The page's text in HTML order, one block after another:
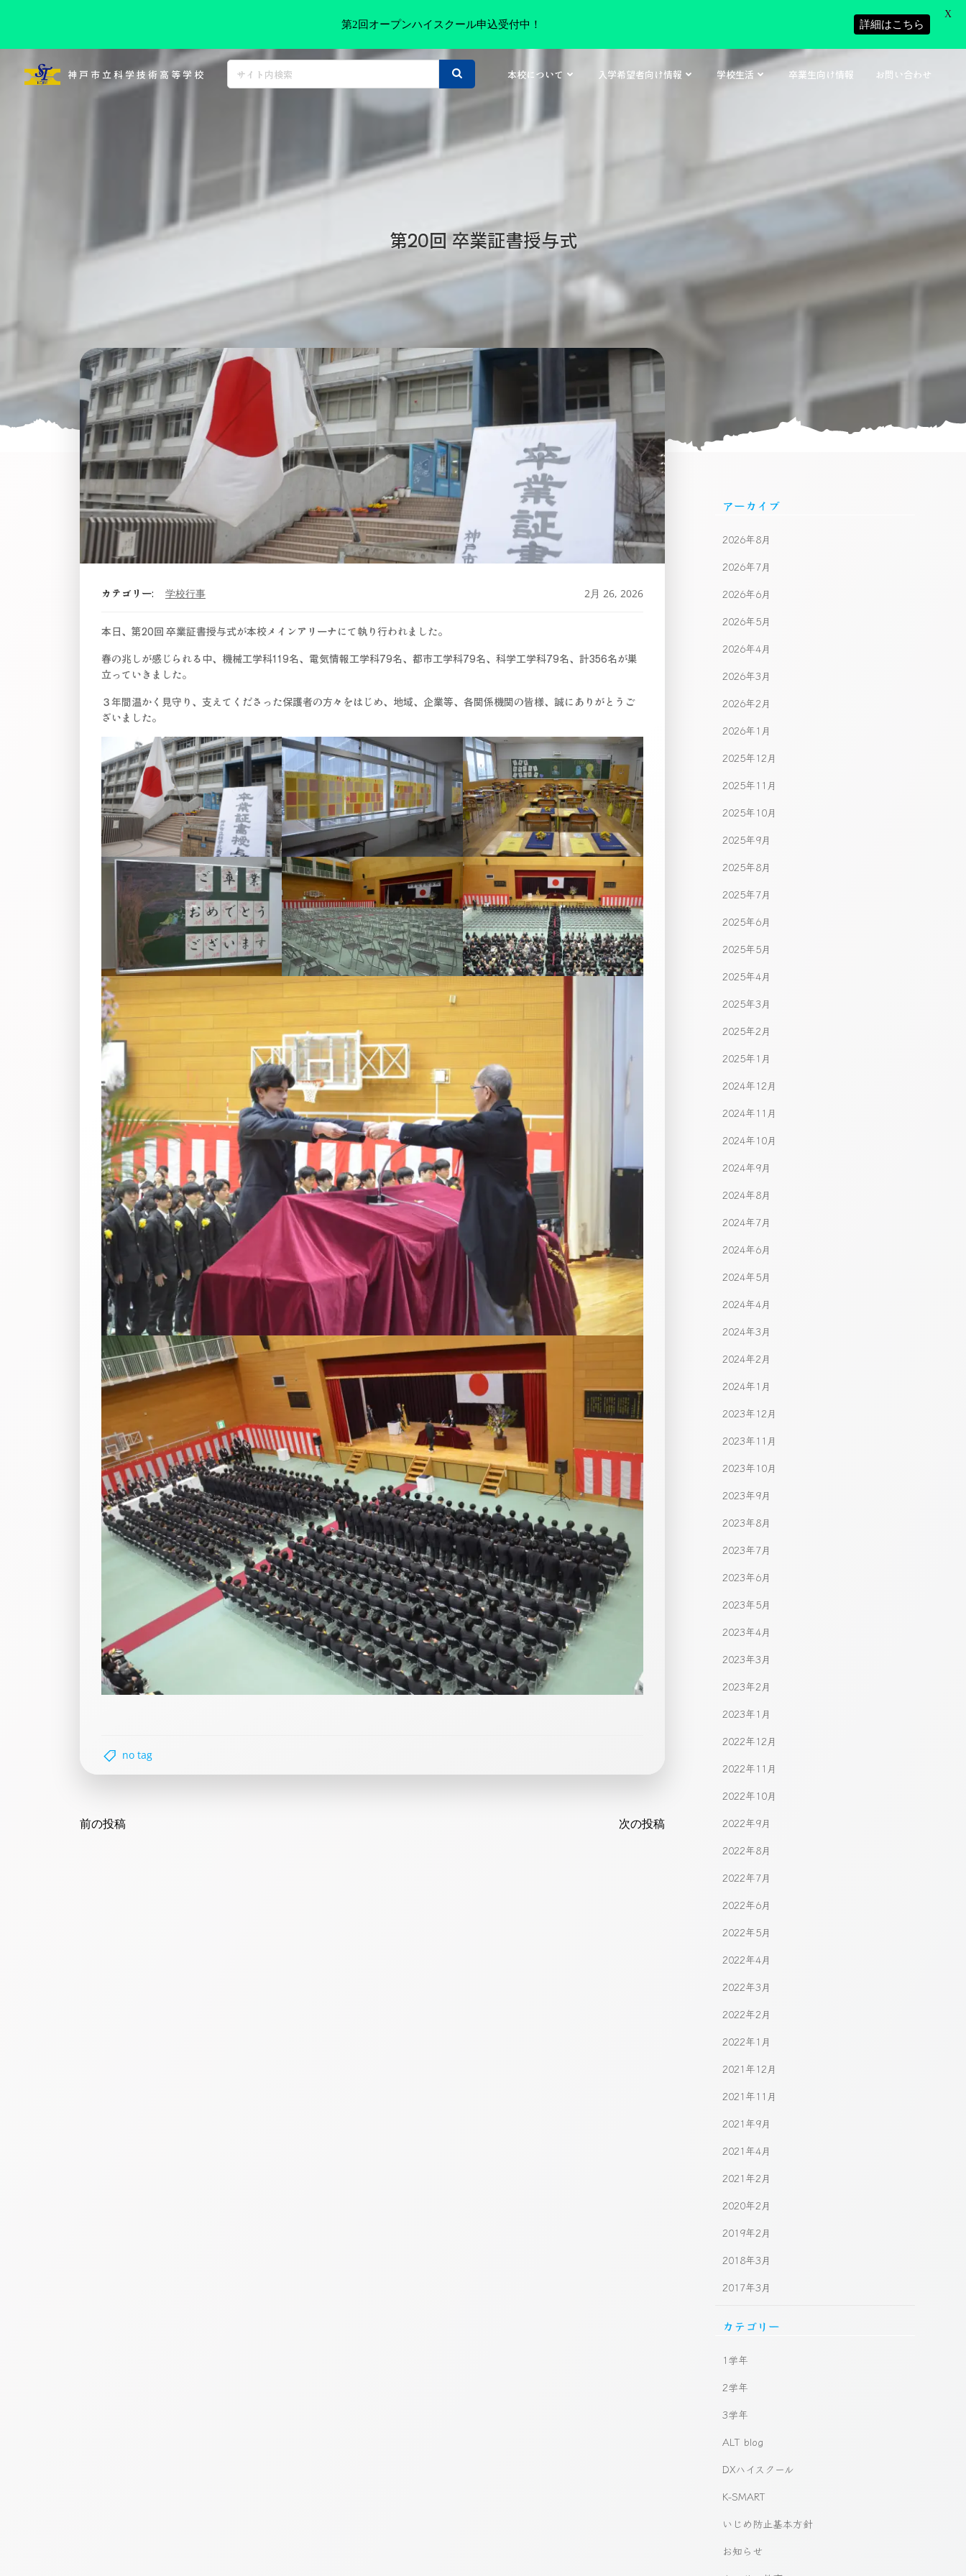
神戸市立科学技術高等学校 本校について 入学希望者向け情報 学校生活 卒業生向け情報 お問い合わせ
第20回 卒業証書授与式
カテゴリー: 学校行事 2月 26, 2026
本日、第20回 卒業証書授与式が本校メインアリーナにて執り行われました。
春の兆しが感じられる中、機械工学科119名、電気情報工学科79名、都市工学科79名、科学工学科79名、計356名が巣
立っていきました。
３年間温かく見守り、支えてくださった保護者の方々をはじめ、地域、企業等、各関係機関の皆様、誠にありがとうご
ざいました。
no tag
navigation
前の投稿 navigation
次の投稿
アーカイブ
2026年8月
2026年7月
2026年6月
2026年5月
2026年4月
2026年3月
2026年2月
2026年1月
2025年12月
2025年11月
2025年10月
2025年9月
2025年8月
2025年7月
2025年6月
2025年5月
2025年4月
2025年3月
2025年2月
2025年1月
2024年12月
2024年11月
2024年10月
2024年9月
2024年8月
2024年7月
2024年6月
2024年5月
2024年4月
2024年3月
2024年2月
2024年1月
2023年12月
2023年11月
2023年10月
2023年9月
2023年8月
2023年7月
2023年6月
2023年5月
2023年4月
2023年3月
2023年2月
2023年1月
2022年12月
2022年11月
2022年10月
2022年9月
2022年8月
2022年7月
2022年6月
2022年5月
2022年4月
2022年3月
2022年2月
2022年1月
2021年12月
2021年11月
2021年9月
2021年4月
2021年2月
2020年2月
2019年2月
2018年3月
2017年3月
カテゴリー
1学年
2学年
3学年
ALT blog
DXハイスクール
K-SMART
いじめ防止基本方針
お知らせ
第2回オープンハイスクール申込受付中！ 詳細はこちら
X